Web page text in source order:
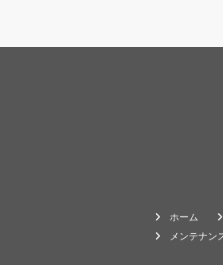
ホーム
メンテナン